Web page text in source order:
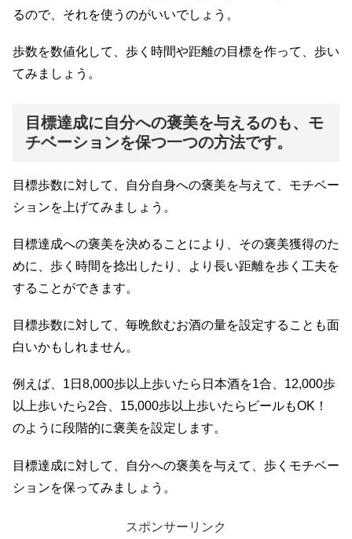
るので、それを使うのがいいでしょう。
歩数を数値化して、歩く時間や距離の目標を作って、歩い
てみましょう。
目標達成に自分への褒美を与えるのも、モ
チベーションを保つ一つの方法です。
目標歩数に対して、自分自身への褒美を与えて、モチベー
ションを上げてみましょう。
目標達成への褒美を決めることにより、その褒美獲得のた
めに、歩く時間を捻出したり、より長い距離を歩く工夫を
することができます。
目標歩数に対して、毎晩飲むお酒の量を設定することも面
白いかもしれません。
例えば、1日8,000歩以上歩いたら日本酒を1合、12,000歩
以上歩いたら2合、15,000歩以上歩いたらビールもOK！
のように段階的に褒美を設定します。
目標達成に対して、自分への褒美を与えて、歩くモチベー
ションを保ってみましょう。
スポンサーリンク